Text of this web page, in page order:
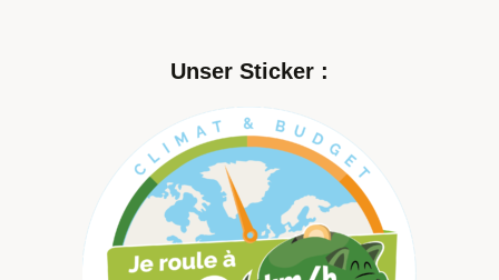
Unser Sticker :